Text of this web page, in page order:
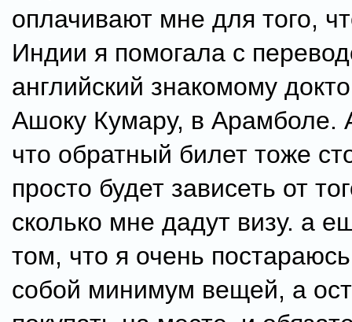
оплачивают мне для того,
Индии я помогала с
английский знакомому
Ашоку Кумару, в Арамболе.
что обратный билет тоже
просто будет зависеть от
сколько мне дадут визу. а
том, что я очень
собой минимум вещей, а